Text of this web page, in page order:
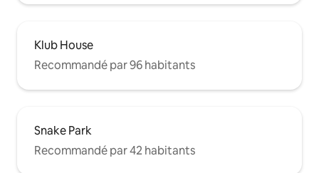
Klub House
Recommandé par 96 habitants
Snake Park
Recommandé par 42 habitants